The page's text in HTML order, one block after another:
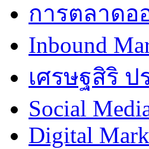
การตลาดอ
Inbound
เศรษฐสิริ
Social
Digital